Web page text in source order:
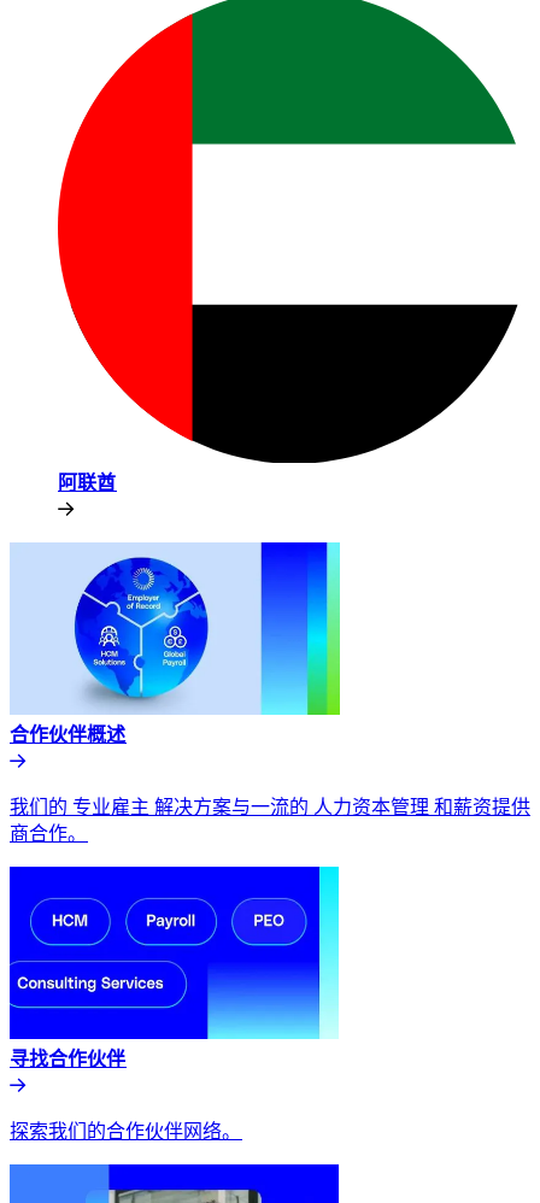
阿联酋​​
合作伙伴概述​​
我们的 专业雇主 解决方案与一流的 人力资本管理 和薪资提供
商合作。​​
寻找合作伙伴​​
探索我们的合作伙伴网络。​​